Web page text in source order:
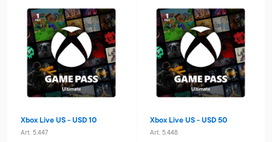
Xbox Live US - USD 10
Art. 5.447
Xbox Live US - USD 50
Art. 5.448